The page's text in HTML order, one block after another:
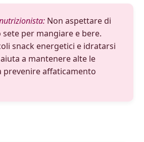
Non aspettare di
per mangiare e bere.
snack energetici e idratarsi
a mantenere alte le
prevenire affaticamento